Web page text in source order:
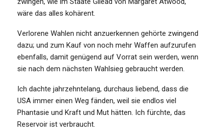
wäre das alles kohärent.
Verlorene Wahlen nicht anzuerkennen gehörte zwingend
dazu; und zum Kauf von noch mehr Waffen aufzurufen
ebenfalls, damit genügend auf Vorrat sein werden, wenn
sie nach dem nächsten Wahlsieg gebraucht werden.
Ich dachte jahrzehntelang, durchaus liebend, dass die
USA immer einen Weg fänden, weil sie endlos viel
Phantasie und Kraft und Mut hätten. Ich fürchte, das
Reservoir ist verbraucht.